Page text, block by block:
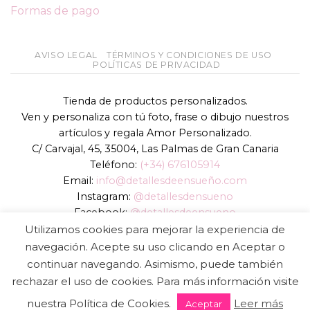
Formas de pago
AVISO LEGAL
TÉRMINOS Y CONDICIONES DE USO
POLÍTICAS DE PRIVACIDAD
Tienda de productos personalizados.
Ven y personaliza con tú foto, frase o dibujo nuestros
artículos y regala Amor Personalizado.
C/ Carvajal, 45, 35004, Las Palmas de Gran Canaria
Teléfono: (+34) 676105914
Email: info@detallesdeensueño.com
Instagram: @detallesdensueno
Facebook: @detallesdeensueno
TikTok: @detallesdensueno
Página web:www.detallesdeensueño.com
Copyright 2026 © DIGALOWEB.COM
Utilizamos cookies para mejorar la experiencia de
navegación. Acepte su uso clicando en Aceptar o
continuar navegando. Asimismo, puede también
rechazar el uso de cookies. Para más información visite
nuestra Política de Cookies.
Aceptar Leer más